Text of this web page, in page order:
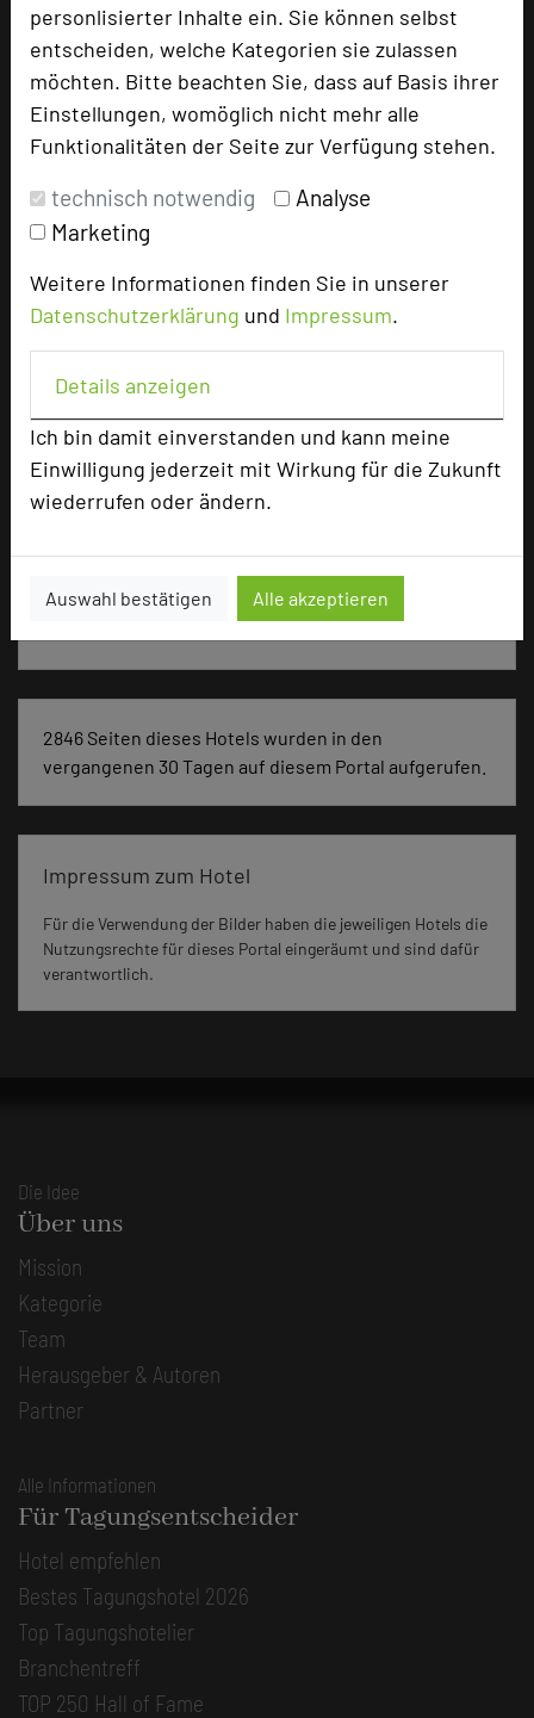
personlisierter Inhalte ein. Sie können selbst
entscheiden, welche Kategorien sie zulassen
möchten. Bitte beachten Sie, dass auf Basis ihrer
Einstellungen, womöglich nicht mehr alle
Funktionalitäten der Seite zur Verfügung stehen.
technisch notwendig
Analyse
Marketing
Weitere Informationen finden Sie in unserer
Datenschutzerklärung und Impressum.
Details anzeigen
Ich bin damit einverstanden und kann meine
Einwilligung jederzeit mit Wirkung für die Zukunft
wiederrufen oder ändern.
Auswahl bestätigen Alle akzeptieren
Hotel bewerten
Hoteldaten
U-Form
Parlamentarisch
Tagungsräume
Einzelzimmer
Juniorsuiten
2
Besonders geeignet für
2846 Seiten dieses Hotels wurden in den
vergangenen 30 Tagen auf diesem Portal aufgerufen.
Impressum zum Hotel
Für die Verwendung der Bilder haben die jeweiligen Hotels die
Nutzungsrechte für dieses Portal eingeräumt und sind dafür
verantwortlich.
Die Idee
Über uns
Mission
Kategorie
Team
Herausgeber & Autoren
Partner
Alle Informationen
Für Tagungsentscheider
Hotel empfehlen
Bestes Tagungshotel 2026
Top Tagungshotelier
Branchentreff
TOP 250 Hall of Fame